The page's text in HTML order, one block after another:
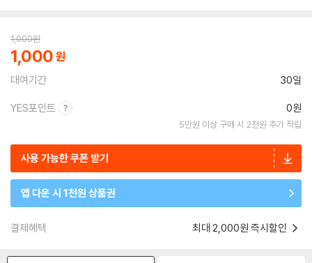
1,000원
1,000
대여기간 30일
YES포인트 0원
5만원 이상 구매 시 2천원 추가 적립
사용 가능한 쿠폰 받기
앱 다운 시 1천원 상품권
결제혜택 최대 2,000원 즉시할인